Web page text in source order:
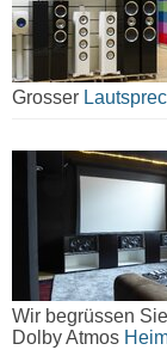
Grosser
Wir begrüssen
Dolby Atmos